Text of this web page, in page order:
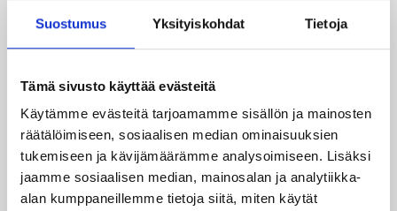
Suostumus Yksityiskohdat Tietoja
Tämä sivusto käyttää evästeitä
Käytämme evästeitä tarjoamamme sisällön ja mainosten
räätälöimiseen, sosiaalisen median ominaisuuksien
tukemiseen ja kävijämäärämme analysoimiseen. Lisäksi
jaamme sosiaalisen median, mainosalan ja analytiikka-
alan kumppaneillemme tietoja siitä, miten käytät